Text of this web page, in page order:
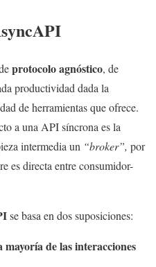
protocolo agnóstico, de
productividad dada la
de herramientas que ofrece.
a una API síncrona es la
intermedia un “broker”, por
es directa entre consumidor-
se basa en dos suposiciones:
mayoría de las interacciones